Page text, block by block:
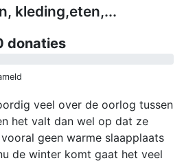
kleding,eten,...
donaties
veel over de oorlog tussen
het valt dan wel op dat ze
geen warme slaapplaats
de winter komt gaat het veel